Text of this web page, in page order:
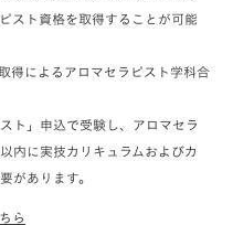
スト資格を取得することが可能
得によるアロマセラピスト学科合
ト」申込で受験し、アロマセラ
内に実技カリキュラムおよびカ
があります。
ら